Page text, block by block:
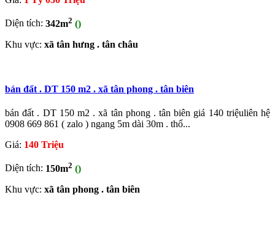
Diện tích: 342m2 ()
Khu vực: xã tân hưng . tân châu
bán đất . DT 150 m2 . xã tân phong . tân biên
bán đất . DT 150 m2 . xã tân phong . tân biên giá 140 triệuliên hệ
0908 669 861 ( zalo ) ngang 5m dài 30m . thổ...
Giá: 140 Triệu
Diện tích: 150m2 ()
Khu vực: xã tân phong . tân biên